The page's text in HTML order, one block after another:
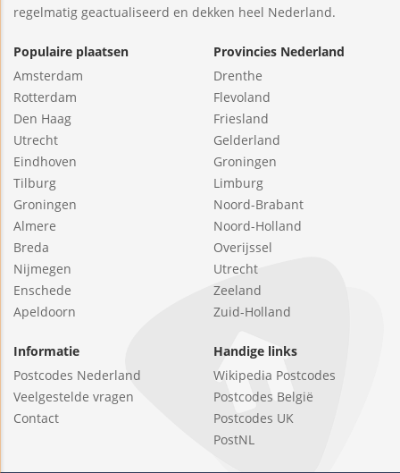
regelmatig geactualiseerd en dekken heel Nederland.
Populaire plaatsen
Amsterdam
Rotterdam
Den Haag
Utrecht
Eindhoven
Tilburg
Groningen
Almere
Breda
Nijmegen
Enschede
Apeldoorn
Provincies Nederland
Drenthe
Flevoland
Friesland
Gelderland
Groningen
Limburg
Noord-Brabant
Noord-Holland
Overijssel
Utrecht
Zeeland
Zuid-Holland
Informatie
Postcodes Nederland
Veelgestelde vragen
Contact
Handige links
Wikipedia Postcodes
Postcodes België
Postcodes UK
PostNL